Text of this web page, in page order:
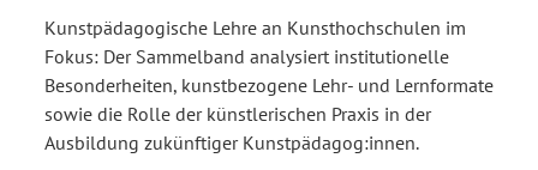
Kunstpädagogische Lehre an Kunsthochschulen im
Fokus: Der Sammelband analysiert institutionelle
Besonderheiten, kunstbezogene Lehr- und Lernformate
sowie die Rolle der künstlerischen Praxis in der
Ausbildung zukünftiger Kunstpädagog:innen.